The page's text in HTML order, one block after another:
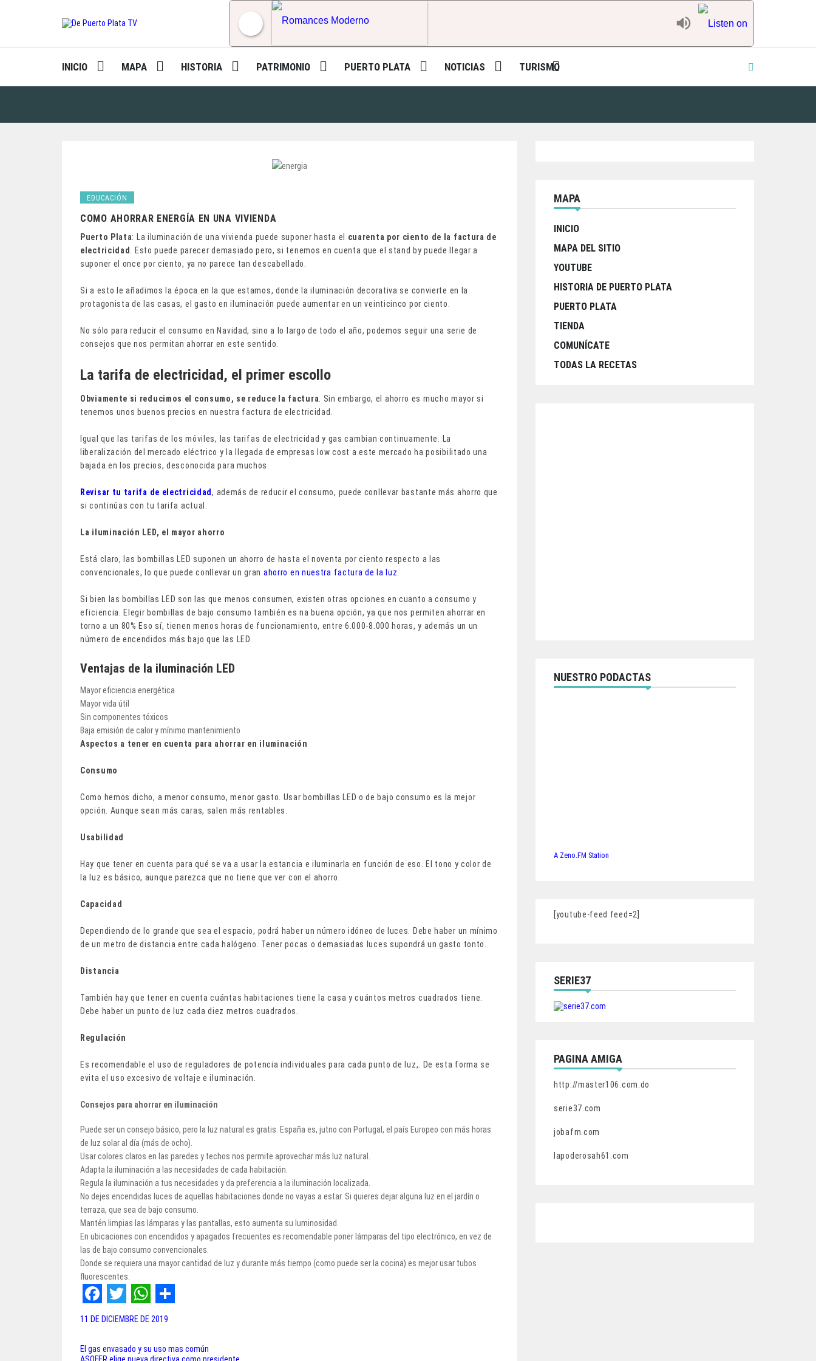
Romances Moderno
INICIO MAPA HISTORIA PATRIMONIO PUERTO PLATA NOTICIAS TURISMO
EDUCACIÓN
COMO AHORRAR ENERGÍA EN UNA VIVIENDA
Puerto Plata: La iluminación de una vivienda puede suponer hasta el cuarenta por ciento de la factura de
electricidad
. Esto puede parecer demasiado pero, si tenemos en cuenta que el stand by puede llegar a
suponer el once por ciento, ya no parece tan descabellado.
Si a esto le añadimos la época en la que estamos, donde la iluminación decorativa se convierte en la
protagonista de las casas, el gasto en iluminación puede aumentar en un veinticinco por ciento.
No sólo para reducir el consumo en Navidad, sino a lo largo de todo el año, podemos seguir una serie de
consejos que nos permitan ahorrar en este sentido.
La tarifa de electricidad, el primer escollo
Obviamente si reducimos el consumo, se reduce la factura . Sin embargo, el ahorro es mucho mayor si
tenemos unos buenos precios en nuestra factura de electricidad.
Igual que las tarifas de los móviles, las tarifas de electricidad y gas cambian continuamente. La
liberalización del mercado eléctrico y la llegada de empresas low cost a este mercado ha posibilitado una
bajada en los precios, desconocida para muchos.
Revisar tu tarifa de electricidad, además de reducir el consumo, puede conllevar bastante más ahorro que
si continúas con tu tarifa actual.
La iluminación LED, el mayor ahorro
Está claro, las bombillas LED suponen un ahorro de hasta el noventa por ciento respecto a las
convencionales, lo que puede conllevar un gran ahorro en nuestra factura de la luz
Si bien las bombillas LED son las que menos consumen, existen otras opciones en cuanto a consumo y
eficiencia. Elegir bombillas de bajo consumo también es na buena opción, ya que nos permiten ahorrar en
torno a un 80% Eso sí, tienen menos horas de funcionamiento, entre 6.000-8.000 horas, y además un un
número de encendidos más bajo que las LED.
Ventajas de la iluminación LED
Mayor eficiencia energética
Mayor vida útil
Sin componentes tóxicos
Baja emisión de calor y mínimo mantenimiento
Aspectos a tener en cuenta para ahorrar en iluminación
Consumo
Como hemos dicho, a menor consumo, menor gasto. Usar bombillas LED o de bajo consumo es la mejor
opción. Aunque sean más caras, salen más rentables.
Usabilidad
Hay que tener en cuenta para qué se va a usar la estancia e iluminarla en función de eso. El tono y color de
la luz es básico, aunque parezca que no tiene que ver con el ahorro.
Capacidad
Dependiendo de lo grande que sea el espacio, podrá haber un número idóneo de luces. Debe haber un mínimo
de un metro de distancia entre cada halógeno. Tener pocas o demasiadas luces supondrá un gasto tonto.
Distancia
También hay que tener en cuenta cuántas habitaciones tiene la casa y cuántos metros cuadrados tiene.
Debe haber un punto de luz cada diez metros cuadrados.
Regulación
Es recomendable el uso de reguladores de potencia individuales para cada punto de luz,. De esta forma se
evita el uso excesivo de voltaje e iluminación.
Consejos para ahorrar en iluminación
Puede ser un consejo básico, pero la luz natural es gratis. España es, jutno con Portugal, el país Europeo con más horas
de luz solar al día (más de ocho).
Usar colores claros en las paredes y techos nos permite aprovechar más luz natural.
Adapta la iluminación a las necesidades de cada habitación.
Regula la iluminación a tus necesidades y da preferencia a la iluminación localizada.
No dejes encendidas luces de aquellas habitaciones donde no vayas a estar. Si quieres dejar alguna luz en el jardín o
terraza, que sea de bajo consumo.
Mantén limpias las lámparas y las pantallas, esto aumenta su luminosidad.
En ubicaciones con encendidos y apagados frecuentes es recomendable poner lámparas del tipo electrónico, en vez de
las de bajo consumo convencionales.
Donde se requiera una mayor cantidad de luz y durante más tiempo (como puede ser la cocina) es mejor usar tubos
fluorescentes.
F
c
T
i
W
a
S
a
11 DE DICIEMBRE DE 2019
Navegación
El gas envasado y su uso mas común
MAPA
INICIO
MAPA DEL SITIO
YOUTUBE
HISTORIA DE PUERTO PLATA
PUERTO PLATA
TIENDA
COMUNÍCATE
TODAS LA RECETAS
NUESTRO PODACTAS
A Zeno.FM Station
[youtube-feed feed=2]
SERIE37
PAGINA AMIGA
http://master106.com.do
serie37.com
jobafm.com
lapoderosah61.com